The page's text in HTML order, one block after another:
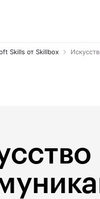
Skills от Skillbox